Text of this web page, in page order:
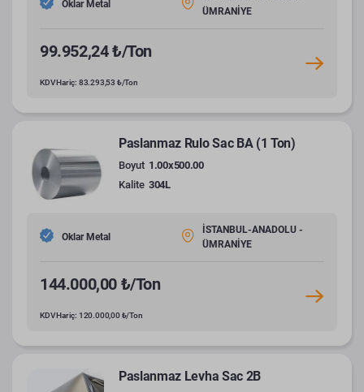
Oklar Metal
ÜMRANİYE
99.952,24 ₺/Ton
KDV Hariç: 83.293,53 ₺/Ton
Paslanmaz Rulo Sac BA (1 Ton)
Boyut 1.00x500.00
Kalite 304L
Oklar Metal
İSTANBUL-ANADOLU -
ÜMRANİYE
144.000,00 ₺/Ton
KDV Hariç: 120.000,00 ₺/Ton
Paslanmaz Levha Sac 2B